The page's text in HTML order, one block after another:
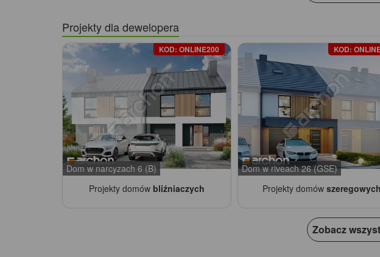
Projekty dla dewelopera
KOD: ONLINE200
Dom w narcyzach 6 (B)
Projekty domów bliźniaczych
KOD:
Dom w riveach 26 (GSE)
Projekty domów szeregowych
Zobacz